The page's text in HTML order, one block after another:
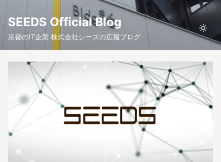
SEEDS Official Blog
京都のIT企業 株式会社シーズの広報ブログ